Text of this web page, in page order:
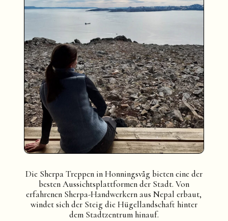
Die Sherpa Treppen in Honningsvåg bieten eine der
besten Aussichtsplattformen der Stadt. Von
erfahrenen Sherpa-Handwerkern aus Nepal erbaut,
windet sich der Steig die Hügellandschaft hinter
dem Stadtzentrum hinauf.